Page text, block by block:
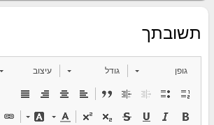
תשובתך
גופן גודל עיצוב